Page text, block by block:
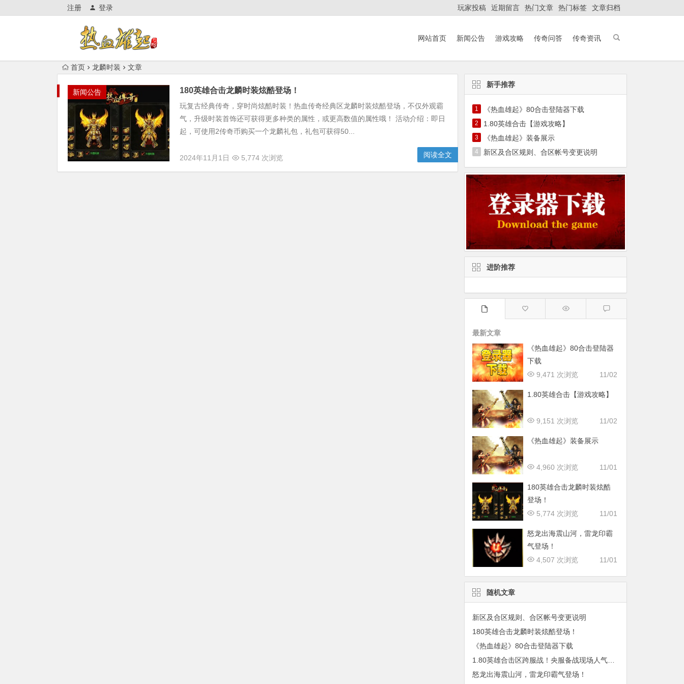
注册 登录 玩家投稿 近期留言 热门文章 热门标签 文章归档
网站首页 新闻公告 游戏攻略 传奇问答 传奇资讯
首页 龙麟时装 文章
新闻公告 180英雄合击龙麟时装炫酷登场！
玩复古经典传奇，穿时尚炫酷时装！热血传奇经典区龙麟时装炫酷登场，不仅外观霸
气，升级时装首饰还可获得更多种类的属性，或更高数值的属性哦！ 活动介绍：即日
起，可使用2传奇币购买一个龙麟礼包，礼包可获得50...
2024年11月1日 5,774 次浏览 阅读全文
新手推荐
1 《热血雄起》80合击登陆器下载
2 1.80英雄合击【游戏攻略】
3 《热血雄起》装备展示
4 新区及合区规则、合区帐号变更说明
进阶推荐
最新文章
《热血雄起》80合击登陆器
下载
11/02
9,471 次浏览
1.80英雄合击【游戏攻略】
11/02
9,151 次浏览
《热血雄起》装备展示
11/01
4,960 次浏览
180英雄合击龙麟时装炫酷
登场！
11/01
5,774 次浏览
怒龙出海震山河，雷龙印霸
气登场！
11/01
4,507 次浏览
随机文章
新区及合区规则、合区帐号变更说明
180英雄合击龙麟时装炫酷登场！
《热血雄起》80合击登陆器下载
1.80英雄合击区跨服战！央服备战现场人气火爆！
怒龙出海震山河，雷龙印霸气登场！